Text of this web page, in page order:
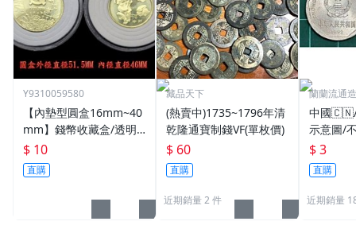
Y9310059580
【內墊型圓盒16mm~40
mm】錢幣收藏盒/透明
圓盒/硬幣盒/錢幣收藏用
品
$ 10
直購
藏品天下
(熱賣中)1735~1796年清
乾隆通寶制錢VF(單枚價)
$ 60
直購
近期銷量 2 件
蘭蘭流通
中國🇨🇳/
示意圖/
機出貨
$ 3
直購
近期銷量